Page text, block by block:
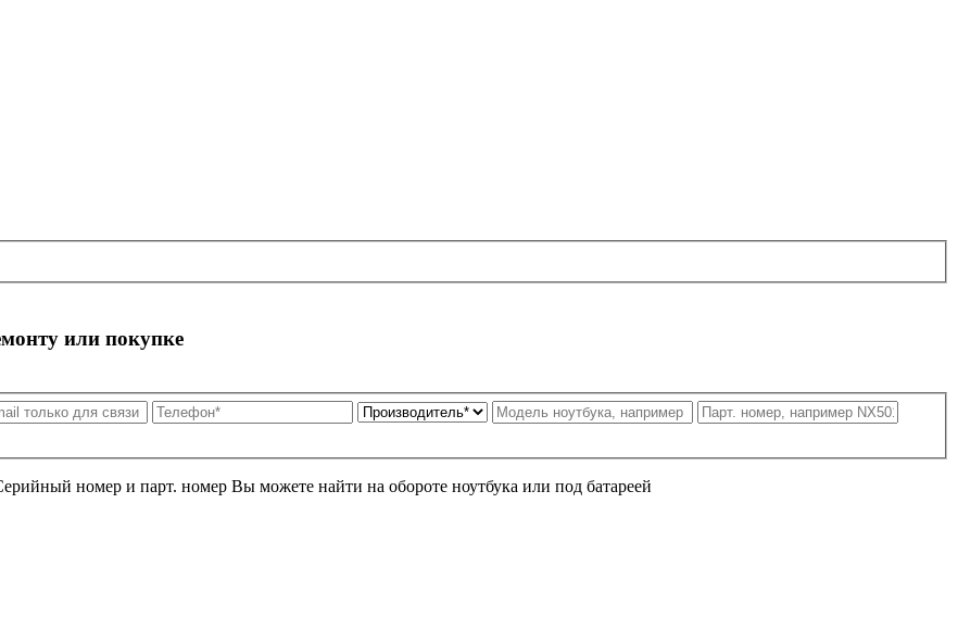
или покупке
номер и парт. номер Вы можете найти на обороте ноутбука или под батареей